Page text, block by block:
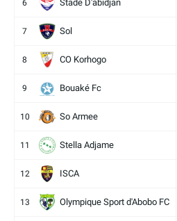
6 Stade D'abidjan
7 Sol
8 CO Korhogo
9 Bouaké Fc
10 So Armee
11 Stella Adjame
12 ISCA
13 Olympique Sport d'Abobo FC